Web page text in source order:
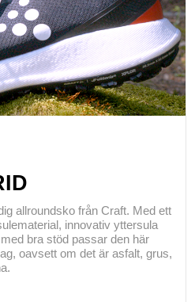
allroundsko från Craft. Med ett
innovativ yttersula
bra stöd passar den här
oavsett om det är asfalt, grus,